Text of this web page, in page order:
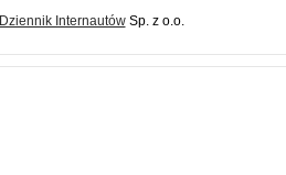
Dziennik InternautówSp. z o.o.